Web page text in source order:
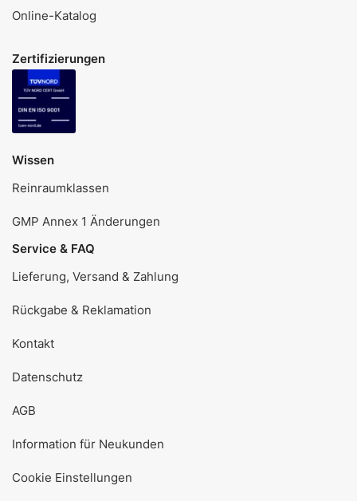
Online-Katalog
Zertifizierungen
Wissen
Reinraumklassen
GMP Annex 1 Änderungen
Service & FAQ
Lieferung, Versand & Zahlung
Rückgabe & Reklamation
Kontakt
Datenschutz
AGB
Information für Neukunden
Cookie Einstellungen